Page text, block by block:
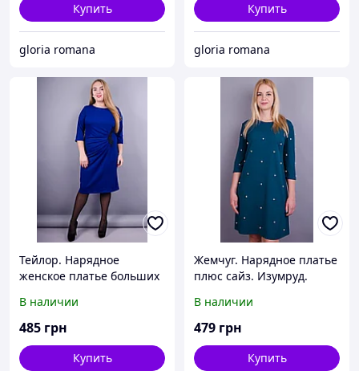
Купить
gloria romana
Купить
gloria romana
Тейлор. Нарядное
женское платье больших
В наличии
485 грн
Купить
Жемчуг. Нарядное платье
плюс сайз. Изумруд.
В наличии
479 грн
Купить